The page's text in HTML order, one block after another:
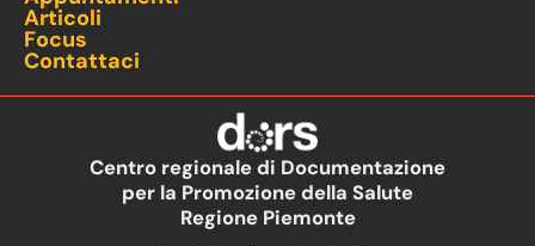
Articoli
Focus
Contattaci
Centro regionale di Documentazione
per la Promozione della Salute
Regione Piemonte